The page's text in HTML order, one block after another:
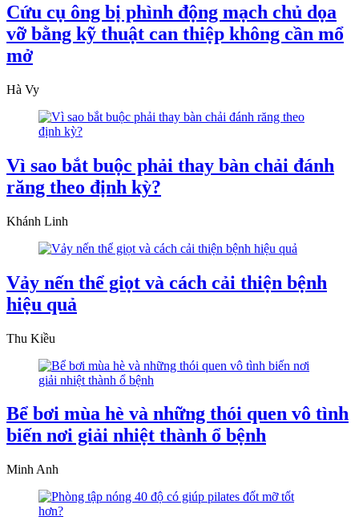
Cứu cụ ông bị phình động mạch chủ dọa
vỡ bằng kỹ thuật can thiệp không cần mổ
mở
Hà Vy
Vì sao bắt buộc phải thay bàn chải đánh
răng theo định kỳ?
Khánh Linh
Vảy nến thể giọt và cách cải thiện bệnh
hiệu quả
Thu Kiều
Bể bơi mùa hè và những thói quen vô tình
biến nơi giải nhiệt thành ổ bệnh
Minh Anh